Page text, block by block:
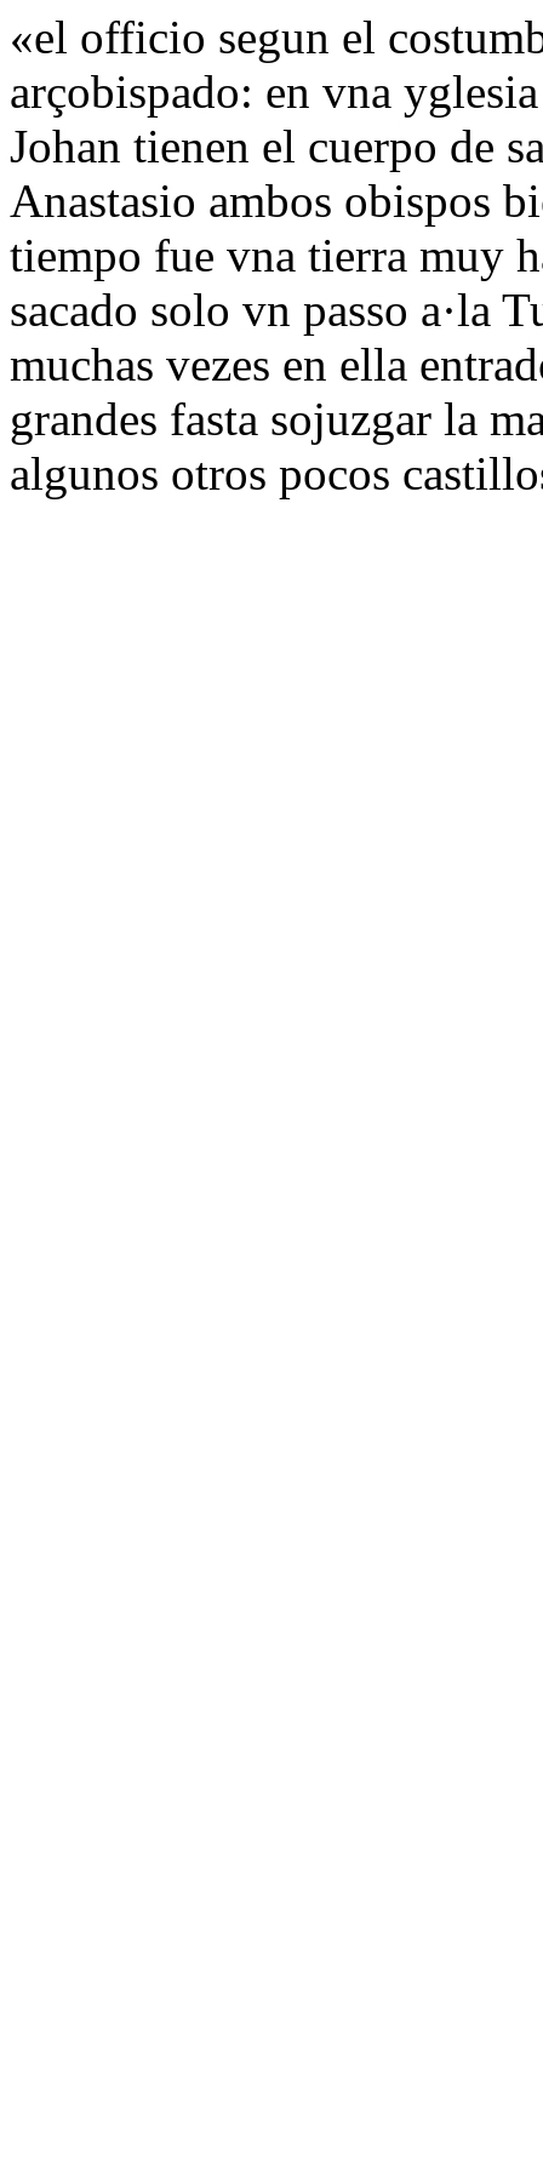
«el officio segun el
arçobispado: en vna
Johan tienen el cuerpo de
Anastasio ambos obispos
tiempo fue vna tierra muy
sacado solo vn passo a·la
muchas vezes en ella
grandes fasta sojuzgar la
algunos otros pocos